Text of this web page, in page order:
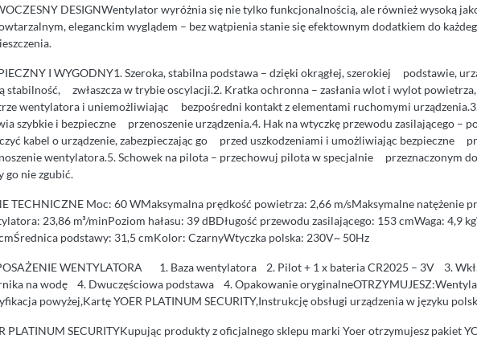
DESIGNWentylator wyróżnia się nie tylko funkcjonalnością, ale również wysoką
eleganckim wyglądem – bez wątpienia stanie się efektownym dodatkiem do
I WYGODNY1. Szeroka, stabilna podstawa – dzięki okrągłej, szerokiej podstawie,
stabilność, zwłaszcza w trybie oscylacji.2. Kratka ochronna – zasłania wlot i wylot
wentylatora i uniemożliwiając bezpośredni kontakt z elementami ruchomymi
szybkie i bezpieczne przenoszenie urządzenia.4. Hak na wtyczkę przewodu zasilającego –
kabel o urządzenie, zabezpieczając go przed uszkodzeniami i umożliwiając bezpieczne
wentylatora.5. Schowek na pilota – przechowuj pilota w specjalnie przeznaczonym
go nie zgubić.
TECHNICZNE Moc: 60 WMaksymalna prędkość powietrza: 2,66 m/sMaksymalne natężenie
23,86 m³/minPoziom hałasu: 39 dBDługość przewodu zasilającego: 153 cmWaga: 4,9
podstawy: 31,5 cmKolor: CzarnyWtyczka polska: 230V~ 50Hz
WENTYLATORA 1. Baza wentylatora 2. Pilot + 1 x bateria CR2025 – 3V 3.
na wodę 4. Dwuczęściowa podstawa 4. Opakowanie
powyżej,Kartę YOER PLATINUM SECURITY,Instrukcję obsługi urządzenia w języku
PLATINUM SECURITYKupując produkty z oficjalnego sklepu marki Yoer otrzymujesz pakiet